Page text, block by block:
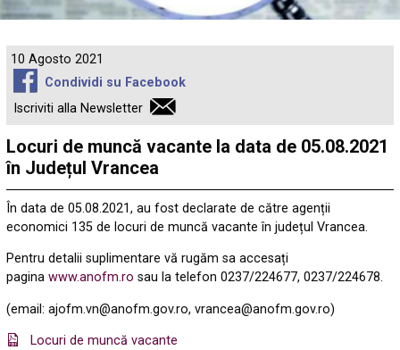
10 Agosto 2021
Condividi su Facebook
Iscriviti alla Newsletter
Locuri de muncă vacante la data de 05.08.2021
în Județul Vrancea
În data de 05.08.2021, au fost declarate de către agenții
economici 135 de locuri de muncă vacante în județul Vrancea.
Pentru detalii suplimentare vă rugăm sa accesați
paginawww.anofm.ro sau la telefon 0237/224677, 0237/224678.
(email: ajofm.vn@anofm.gov.ro, vrancea@anofm.gov.ro)
Locuri de muncă vacante